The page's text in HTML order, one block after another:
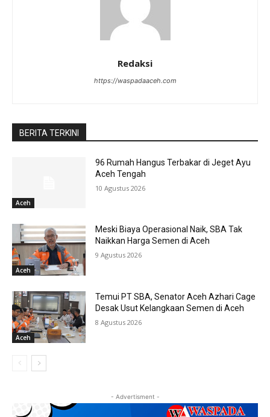
Redaksi
https://waspadaaceh.com
BERITA TERKINI
Aceh
96 Rumah Hangus Terbakar di Jeget Ayu
Aceh Tengah
10 Agustus 2026
Aceh
Meski Biaya Operasional Naik, SBA Tak
Naikkan Harga Semen di Aceh
9 Agustus 2026
Aceh
Temui PT SBA, Senator Aceh Azhari Cage
Desak Usut Kelangkaan Semen di Aceh
8 Agustus 2026
- Advertisment -